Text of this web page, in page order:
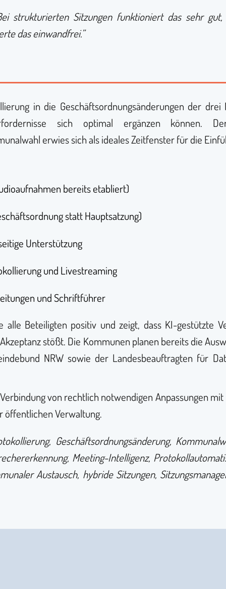
strukturierten Sitzungen funktioniert das sehr
das einwandfrei.”
in die Geschäftsordnungsänderungen der drei
sich optimal ergänzen können.
erwies sich als ideales Zeitfenster für die
bereits etabliert)
statt Hauptsatzung)
Unterstützung
und Livestreaming
und Schriftführer
alle Beteiligten positiv und zeigt, dass KI-gestützte
stößt. Die Kommunen planen bereits die
NRW sowie der Landesbeauftragten für
von rechtlich notwendigen Anpassungen
öffentlichen Verwaltung.
Geschäftsordnungsänderung,
Meeting-Intelligenz,
Austausch, hybride Sitzungen,